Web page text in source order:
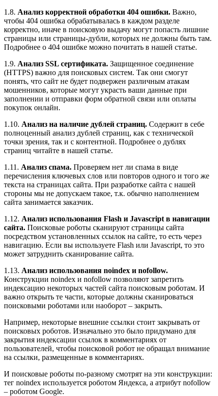
1.8. Анализ корректной обработки 404 ошибки. Важно,
чтобы 404 ошибка обрабатывалась в каждом разделе
корректно, иначе в поисковую выдачу могут попасть лишние
страницы или страницы-дубли, которых не должны быть там.
Подробнее о 404 ошибке можно почитать в нашей статье.
1.9. Анализ SSL сертификата. Защищенное соединение
(HTTPS) важно для поисковых систем. Так они смогут
понять, что сайт не будет подвержен различным атакам
мошенников, которые могут украсть ваши данные при
заполнении и отправки форм обратной связи или оплаты
покупок онлайн.
1.10. Анализ на наличие дублей страниц. Содержит в себе
полноценный анализ дублей страниц, как с технической
точки зрения, так и с контентной. Подробнее о дублях
страниц читайте в нашей статье.
1.11. Анализ спама. Проверяем нет ли спама в виде
перечисления ключевых слов или повторов одного и того же
текста на страницах сайта. При разработке сайта с нашей
стороны мы не допускаем такое, т.к. обычно наполнением
сайта занимается заказчик.
1.12. Анализ использования Flash и Javascript в навигации
сайта. Поисковые роботы сканируют страницы сайта
посредством установленных ссылок на сайте, то есть через
навигацию. Если вы используете Flash или Javascript, то это
может затруднить сканирование сайта.
1.13. Анализ использования noindex и nofollow.
Конструкции noindex и nofollow позволяют запретить
индексацию некоторых частей сайта поисковым роботам. И
важно открыть те части, которые должны сканироваться
поисковыми роботами или наоборот – закрыть.
Например, некоторые внешние ссылки стоит закрывать от
поисковых роботов. Изначально это было придумано для
закрытия индексации ссылок в комментариях от
пользователей, чтобы поисковой робот не обращал внимание
на ссылки, размещенные в комментариях.
И поисковые роботы по-разному смотрят на эти конструкции:
тег noindex используется роботом Яндекса, а атрибут nofollow
– роботом Google.